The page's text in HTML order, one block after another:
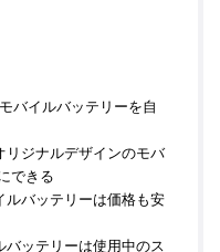
バイルバッテリーを自
リジナルデザインのモバ
できる
ルバッテリーは価格も安
バッテリーは使用中のス